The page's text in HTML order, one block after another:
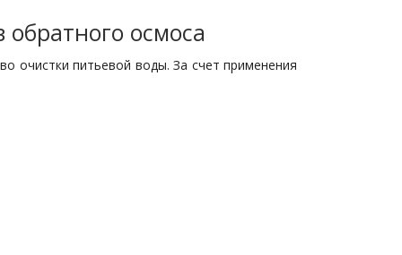
осмоса
питьевой воды. За счет применения